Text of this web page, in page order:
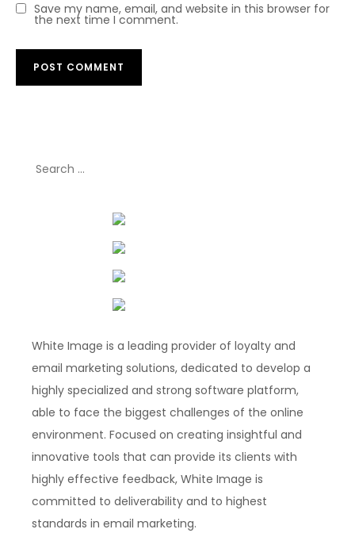
Save my name, email, and website in this browser for
the next time I comment.
White Image is a leading provider of loyalty and
email marketing solutions, dedicated to develop a
highly specialized and strong software platform,
able to face the biggest challenges of the online
environment. Focused on creating insightful and
innovative tools that can provide its clients with
highly effective feedback, White Image is
committed to deliverability and to highest
standards in email marketing.